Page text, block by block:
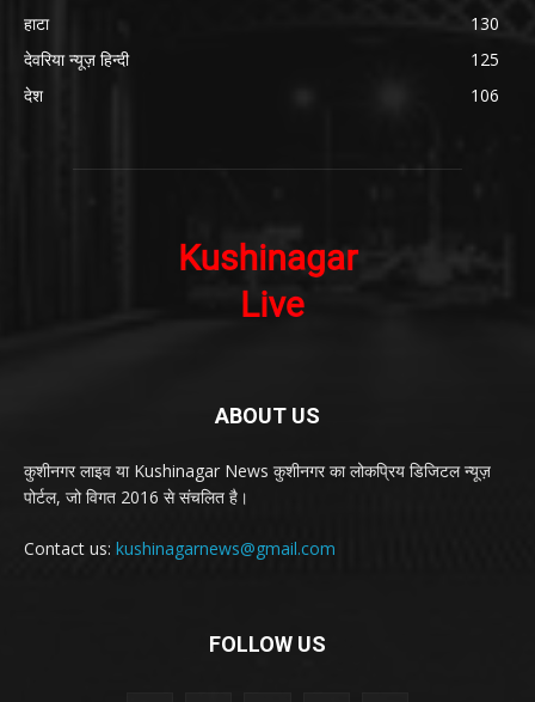
हाटा
130
देवरिया न्यूज़ हिन्दी
125
देश
106
ABOUT US
कुशीनगर लाइव या Kushinagar News कुशीनगर का लोकप्रिय डिजिटल न्यूज़
पोर्टल, जो विगत 2016 से संचलित है।
Contact us: kushinagarnews@gmail.com
FOLLOW US